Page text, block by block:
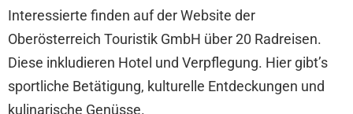
Interessierte finden auf der Website der
Oberösterreich Touristik GmbH über 20 Radreisen.
Diese inkludieren Hotel und Verpflegung. Hier gibt’s
sportliche Betätigung, kulturelle Entdeckungen und
kulinarische Genüsse.